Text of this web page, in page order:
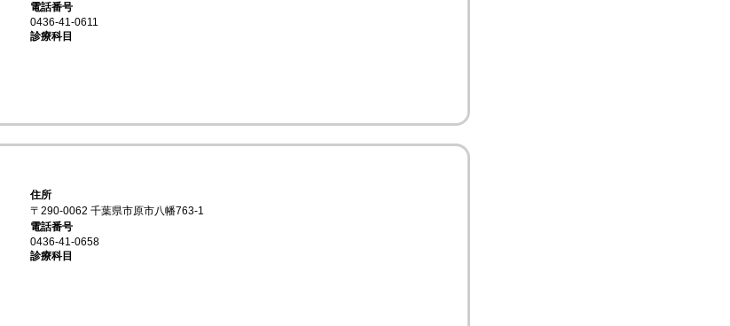
電話番号
0436-41-0611
診療科目
住所
〒290-0062 千葉県市原市八幡763-1
電話番号
0436-41-0658
診療科目